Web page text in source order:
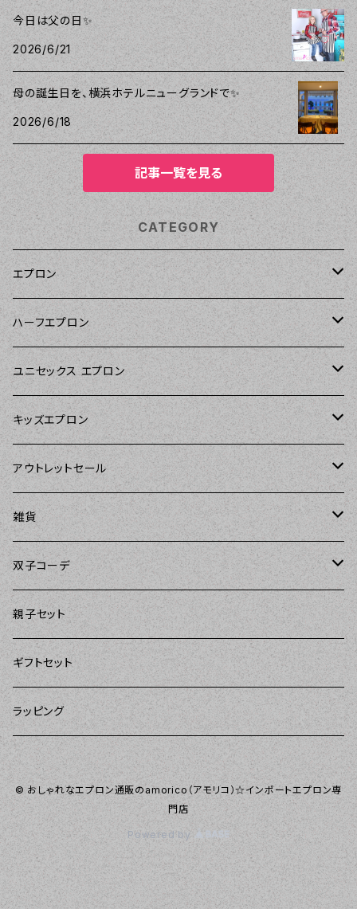
今日は父の日✨
2026/6/21
母の誕生日を、横浜ホテルニューグランドで✨
2026/6/18
記事一覧を見る
CATEGORY
エプロン
Kitsch'n Glam（キッチングラム）
Sierra Rose（シエラローズ）
Tarantinalovers（タランティーナ ラバーズ）
The Sunday Girl（ザサンデーガール）
Carolyn's Kitchen（キャロリンズキッチン）
Sugar baby aprons（シュガーベイビー）
DII（ディーアイアイ）
MOZI（モジ）
amorico（アモリコ）
I love Aprons（アラブエプロンズ）
Flirty Aprons（フラーティーエプロンズ）
Heavenly Hostess（ヘブンリーホステス）
ハーフエプロン
Sierra Rose（シエラローズ）
ユニセックス エプロン
DII（ディーアイアイ）
Sierra Rose（シエラローズ）
amorico（アモリコ）
キッズエプロン
Sierra Rose（シエラローズ）
The Sunday Girl（ザサンデーガール）
ASD Living（エーエスディーリビング）
Kitsch'n Glam（キッチングラム）
DII（ディーアイアイ）
アウトレットセール
エプロン
Kitsch'n Glam（キッチングラム）
Sierra Rose（シエラローズ）
DII（ディーアイアイ）
amorico（アモリコ）
Sugar baby aprons（シュガーベイビー）
Tarantinalovers（タランティーナ ラバーズ）
雑貨
amorico（アモリコ）
雑貨
amorico（アモリコ）
The Sunday Girl（ザサンデーガール）
DII（ディーアイアイ）
Kitsch'n Glam（キッチングラム）
双子コーデ
The Sunday Girl（サンデーガール）
親子セット
ギフトセット
ラッピング
© おしゃれなエプロン通販のamorico（アモリコ）☆インポートエプロン専
門店
Powered by